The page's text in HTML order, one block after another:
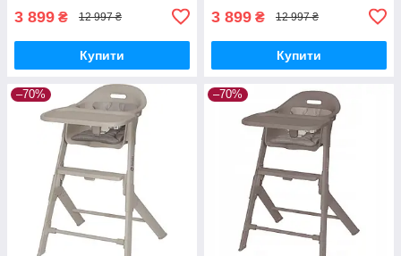
3 899 ₴ 12 997 ₴
Купити
3 899 ₴ 12 997 ₴
Купити
–70% –70%